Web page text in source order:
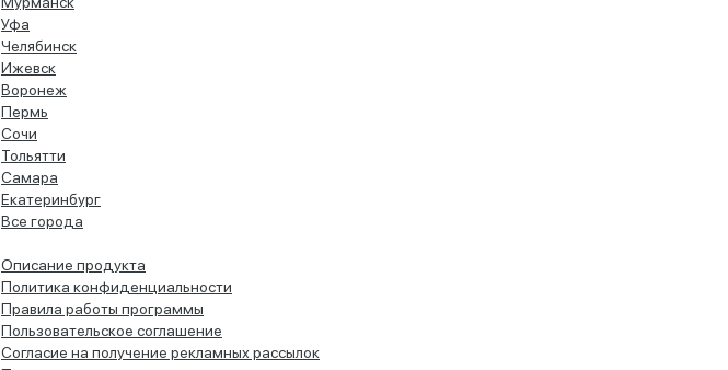
Уфа
Челябинск
Ижевск
Воронеж
Пермь
Сочи
Тольятти
Самара
Екатеринбург
Все города
Описание продукта
Политика конфиденциальности
Правила работы программы
Пользовательское соглашение
Согласие на получение рекламных рассылок